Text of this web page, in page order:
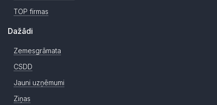
TOP firmas
Dažādi
Zemesgrāmata
CSDD
Jauni uzņēmumi
Ziņas